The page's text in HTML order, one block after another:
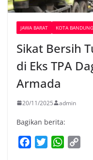
JAWA BARAT KOTA BANDUNG
Sikat Bersih
di Eks TPA
Armada
20/11/2025 admin
Bagikan berita:
W